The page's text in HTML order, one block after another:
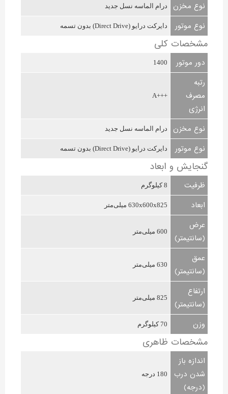
نوع مخزن درام الماسه نسل جدید
نوع موتور دایرکت درایو (Direct Drive) بدون تسمه
مشخصات کلی
دور موتور 1400
رتبه
مصرف
انرژی
+++A
نوع مخزن درام الماسه نسل جدید
نوع موتور دایرکت درایو (Direct Drive) بدون تسمه
گنجایش و ابعاد
ظرفیت 8 کیلوگرم
ابعاد 630x600x825 میلی‌متر
عرض
(سانتیمتر)
600 میلی‌متر
عمق
(سانتیمتر)
630 میلی‌متر
ارتفاع
(سانتیمتر)
825 میلی‌متر
وزن 70 کیلوگرم
مشخصات ظاهری
اندازه باز
شدن درب
(درجه)
180 درجه